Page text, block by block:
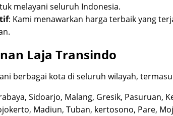
melayani seluruh Indonesia.
: Kami menawarkan harga terbaik yang
Laja Transindo
berbagai kota di seluruh wilayah,
Sidoarjo, Malang, Gresik, Pasuruan,
Madiun, Tuban, kertosono, Pare,